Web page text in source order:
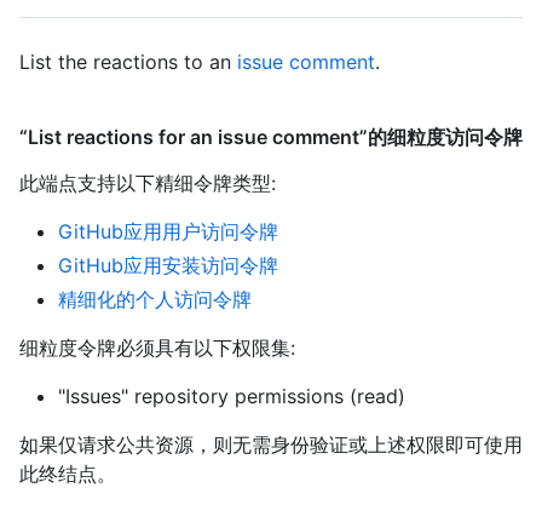
List the reactions to an issue comment.
“List reactions for an issue comment”的细粒度访问令牌
此端点支持以下精细令牌类型:
GitHub应用用户访问令牌
GitHub应用安装访问令牌
精细化的个人访问令牌
细粒度令牌必须具有以下权限集:
"Issues" repository permissions (read)
如果仅请求公共资源，则无需身份验证或上述权限即可使用
此终结点。